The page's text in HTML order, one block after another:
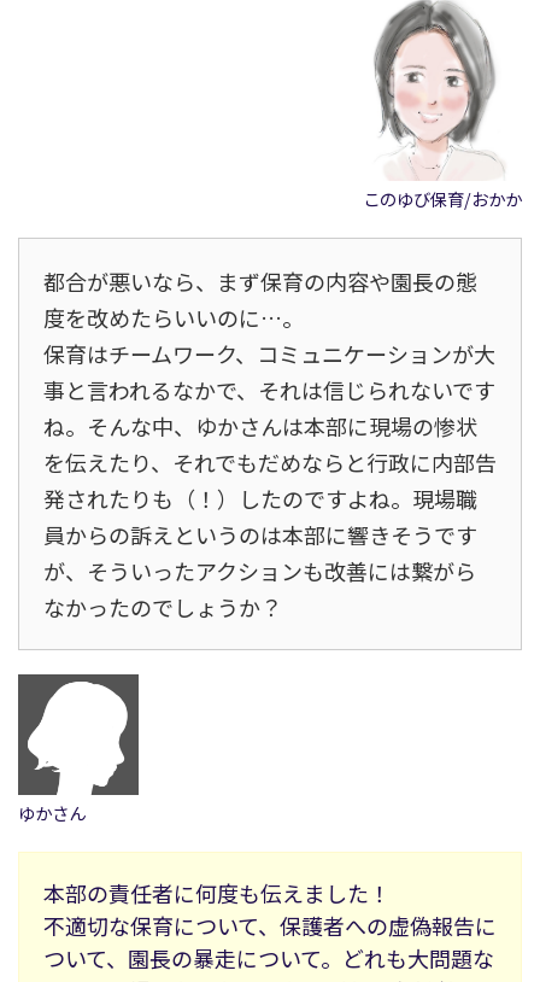
このゆび保育/おかか
都合が悪いなら、まず保育の内容や園長の態
度を改めたらいいのに…。
保育はチームワーク、コミュニケーションが大
事と言われるなかで、それは信じられないです
ね。そんな中、ゆかさんは本部に現場の惨状
を伝えたり、それでもだめならと行政に内部告
発されたりも（！）したのですよね。現場職
員からの訴えというのは本部に響きそうです
が、そういったアクションも改善には繋がら
なかったのでしょうか？
ゆかさん
本部の責任者に何度も伝えました！
不適切な保育について、保護者への虚偽報告に
ついて、園長の暴走について。どれも大問題な